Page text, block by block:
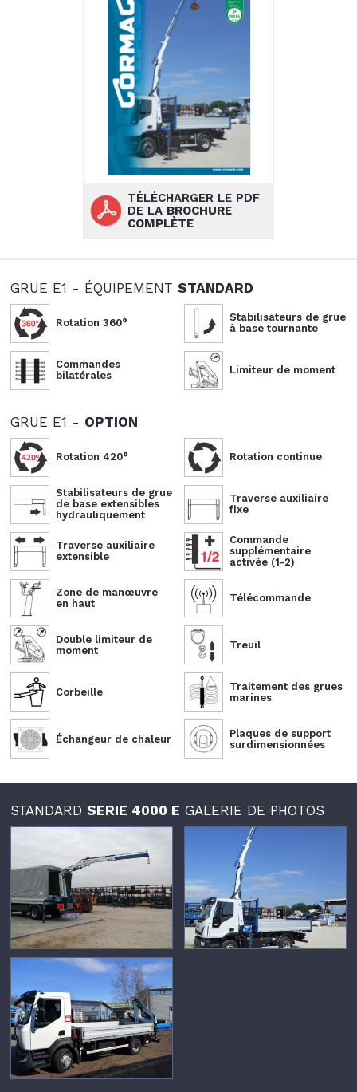
TÉLÉCHARGER LE PDF
DE LA BROCHURE
COMPLÈTE
GRUE E1 - ÉQUIPEMENTSTANDARD
Rotation 360°
Stabilisateurs de grue
à base tournante
Commandes
bilatérales
Limiteur de moment
GRUE E1 - OPTION
Rotation 420° Rotation continue
Stabilisateurs de grue
de base extensibles
hydrauliquement
Traverse auxiliaire
fixe
Traverse auxiliaire
extensible
Commande
supplémentaire
activée (1-2)
Zone de manœuvre
en haut
Télécommande
Double limiteur de
moment
Treuil
Corbeille
Traitement des grues
marines
Échangeur de chaleur
Plaques de support
surdimensionnées
STANDARDSERIE 4000 E GALERIE DE PHOTOS